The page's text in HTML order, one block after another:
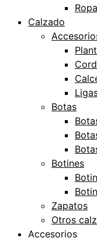
Calzado
Botas
Botines
Zapatos
Otros
Accesorios